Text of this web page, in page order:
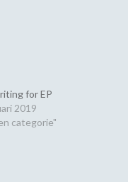
for EP
2019
categorie"